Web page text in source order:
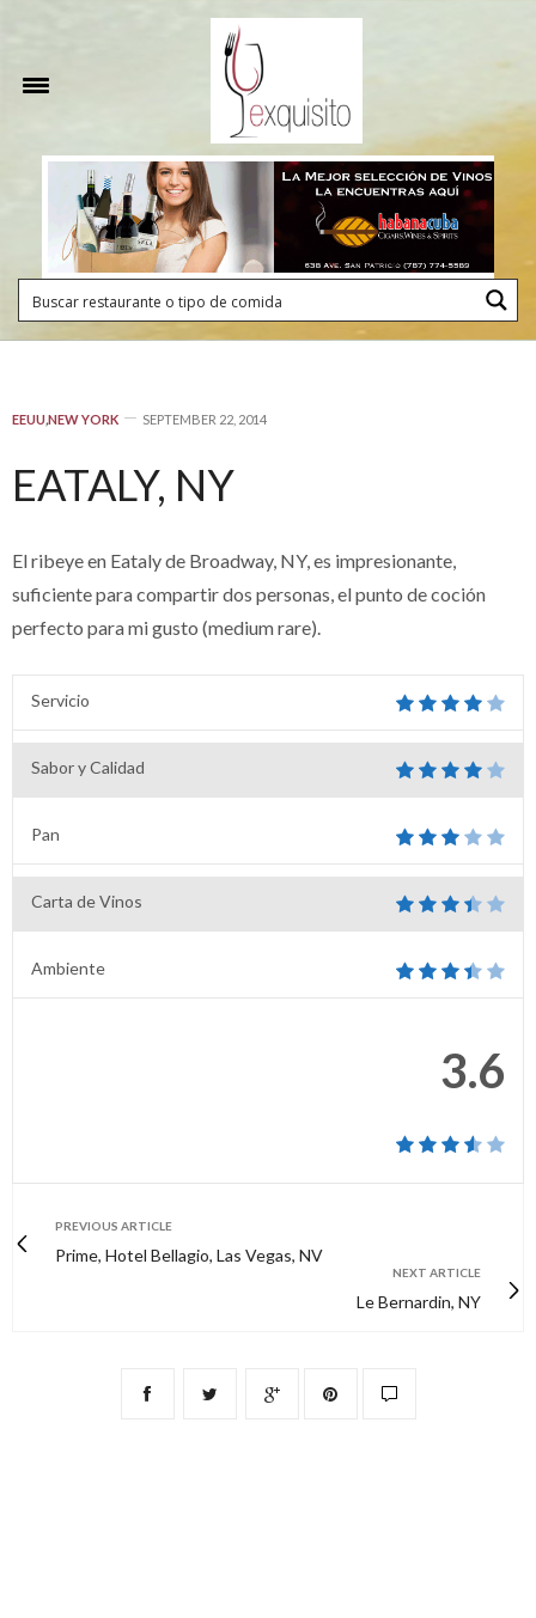
EEUU,NEW YORK SEPTEMBER 22, 2014
EATALY, NY
El ribeye en Eataly de Broadway, NY, es impresionante,
suficiente para compartir dos personas, el punto de coción
perfecto para mi gusto (medium rare).
Servicio
Sabor y Calidad
Pan
Carta de Vinos
Ambiente
3.6
PREVIOUS ARTICLE
Prime, Hotel Bellagio, Las Vegas, NV
NEXT ARTICLE
Le Bernardin, NY